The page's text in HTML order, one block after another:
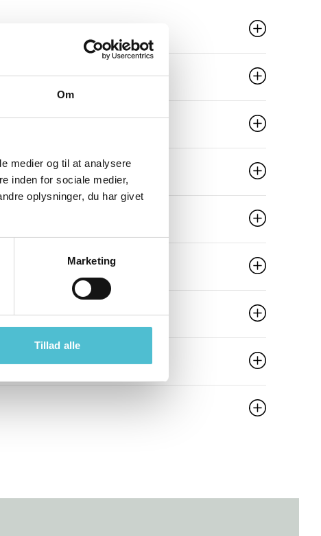
Om
medier og til at analysere
inden for sociale medier,
oplysninger, du har givet
Marketing
Tillad alle